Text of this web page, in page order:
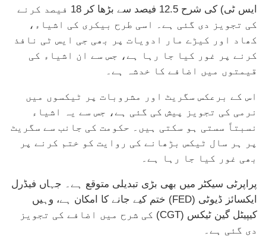
ایس ٹی) کی شرح 12.5 فیصد سے بڑھا کر 18 فیصد کرنے
کی تجویز دی گئی ہے۔ اسی طرح بیکری کی اشیاء،
کھاد اور کیڑے مار ادویات پر بھی جی ایس ٹی نافذ
کرنے پر غور کیا جا رہا ہے، جس سے ان اشیاء کی
قیمتوں میں اضافے کا خدشہ ہے۔
اس کے برعکس سگریٹ اور مشروبات پر ٹیکسوں میں
نرمی کی تجویز پیش کی گئی ہے، جس سے یہ اشیاء
نسبتاً سستی ہو سکتی ہیں۔ حکومت کی جانب سے سگریٹ
پر ہر سال ٹیکس بڑھانے کی روایت کو ختم کرنے پر
بھی غور کیا جا رہا ہے۔
پراپرٹی سیکٹر میں بھی بڑی تبدیلی متوقع ہے۔ جہاں فیڈرل
ایکسائز ڈیوٹی (FED) ختم کیے جانے کا امکان ہے، وہیں
کیپیٹل گین ٹیکس (CGT) کی شرح میں اضافے کی تجویز
دی گئی ہے۔